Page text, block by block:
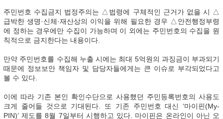
주민번호 수집금지 법정주의는 △법령에 구체적인 근거가 없을 시 △
급박한 생명·신체·재산상의 이익을 위해 필요한 경우 △안전행정부령
에 정하는 경우에만 수집이 가능하며 이 외에는 주민번호의 수집을 원
칙적으로 금지한다는 내용이다.
만약 주민번호를 수집해 누출 시에는 최대 5억원의 과징금이 부과되기
때문에 정보보안 책임자 및 담당자들에게는 큰 이슈로 부각되었다고
볼 수 있다.
이에 따라 기존 본인 확인수단으로 사용했던 주민등록번호의 사용도
크게 줄어들 것으로 기대된다. 또 기존 주민번호 대신 ‘마이핀(My-
PIN)’ 제도를 8월 7일부터 시행하고 있다. 마이핀은 온라인이 아닌 오